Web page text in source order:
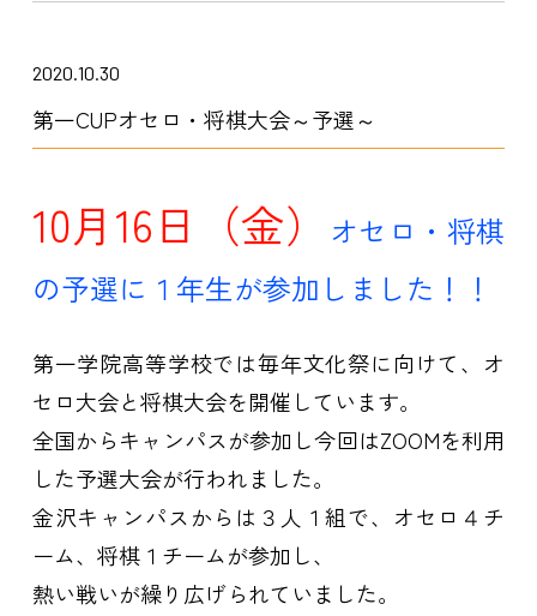
2020.10.30
第一CUPオセロ・将棋大会～予選～
10月16日（金）
オセロ・将棋
の予選に１年生が参加しました！！
第一学院高等学校では毎年文化祭に向けて、オ
セロ大会と将棋大会を開催しています。
全国からキャンパスが参加し今回はZOOMを利用
した予選大会が行われました。
金沢キャンパスからは３人１組で、オセロ４チ
ーム、将棋１チームが参加し、
熱い戦いが繰り広げられていました。